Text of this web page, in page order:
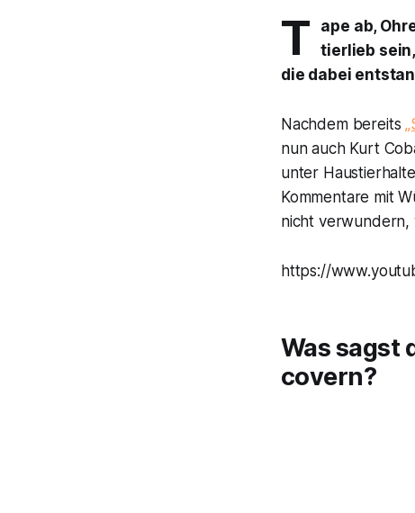
T
ape ab,
tierlieb
die dabei
Nachdem bereits
nun auch Kurt
unter
Kommentare mit
nicht verwundern,
https://
Was sagst
covern?